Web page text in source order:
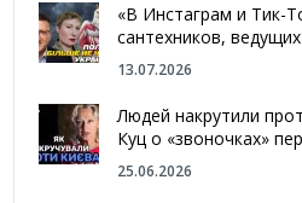
«В Инстаграм и Тик-
сантехников,
13.07.2026
Людей накрутили
Куц о «звоночках»
25.06.2026